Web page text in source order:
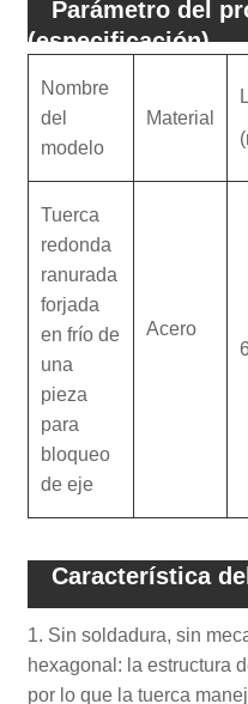
Parámetro del
(especificación)
Nombre
del
modelo
Material
Tuerca
redonda
ranurada
forjada
en frío de
una
pieza
para
bloqueo
de eje
Acero
6
Característica
1. Sin soldadura, sin
hexagonal: la estructura
por lo que la tuerca